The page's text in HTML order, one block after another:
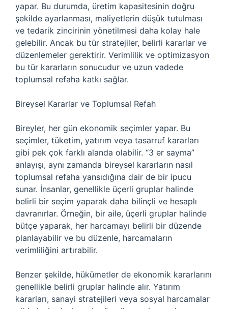
yapar. Bu durumda, üretim kapasitesinin doğru
şekilde ayarlanması, maliyetlerin düşük tutulması
ve tedarik zincirinin yönetilmesi daha kolay hale
gelebilir. Ancak bu tür stratejiler, belirli kararlar ve
düzenlemeler gerektirir. Verimlilik ve optimizasyon
bu tür kararların sonucudur ve uzun vadede
toplumsal refaha katkı sağlar.
Bireysel Kararlar ve Toplumsal Refah
Bireyler, her gün ekonomik seçimler yapar. Bu
seçimler, tüketim, yatırım veya tasarruf kararları
gibi pek çok farklı alanda olabilir. “3 er sayma”
anlayışı, aynı zamanda bireysel kararların nasıl
toplumsal refaha yansıdığına dair de bir ipucu
sunar. İnsanlar, genellikle üçerli gruplar halinde
belirli bir seçim yaparak daha bilinçli ve hesaplı
davranırlar. Örneğin, bir aile, üçerli gruplar halinde
bütçe yaparak, her harcamayı belirli bir düzende
planlayabilir ve bu düzenle, harcamaların
verimliliğini artırabilir.
Benzer şekilde, hükümetler de ekonomik kararlarını
genellikle belirli gruplar halinde alır. Yatırım
kararları, sanayi stratejileri veya sosyal harcamalar